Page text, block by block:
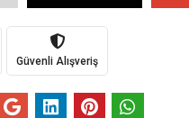
Güvenli Alışveriş